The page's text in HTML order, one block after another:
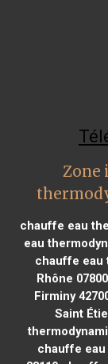
Zone
chauffe eau
eau
chauffe eau
Rhône 07800
Firminy
Saint
chauffe eau